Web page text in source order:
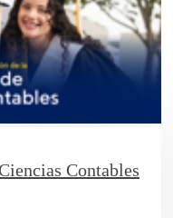
Contables